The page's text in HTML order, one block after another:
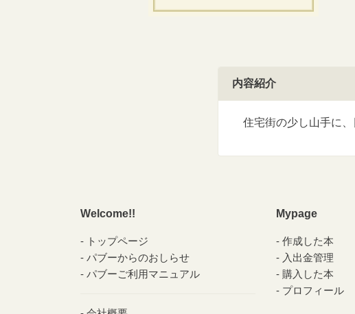
内容紹介
住宅街の少し山手に、
Welcome!!
トップページ
パブーからのおしらせ
パブーご利用マニュアル
Mypage
作成した本
入出金管理
購入した本
プロフィール